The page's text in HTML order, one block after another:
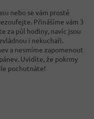
nebo se vám prostě
Přinášíme vám 3
za půl hodiny, navíc jsou
i nekuchaři.
a nesmíme zapomenout
Uvidíte, že pokrmy
pochutnáte!